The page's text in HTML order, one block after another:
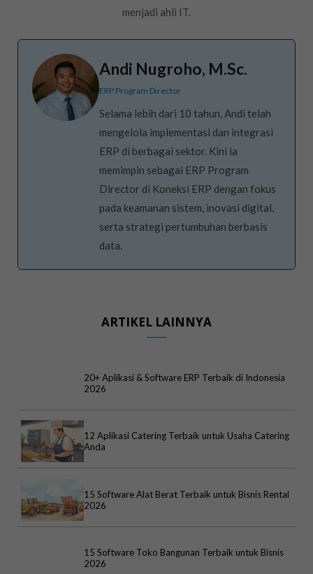
menjadi ahli IT.
Andi Nugroho, M.Sc.
ERP Program Director
Selama lebih dari 10 tahun, Andi telah
mengelola implementasi dan integrasi
ERP di berbagai sektor. Kini ia
memimpin sebagai ERP Program
Director di Koneksi ERP dengan fokus
pada keamanan sistem, inovasi digital,
serta strategi pertumbuhan berbasis
data.
ARTIKEL LAINNYA
20+ Aplikasi & Software ERP Terbaik di Indonesia
2026
12 Aplikasi Catering Terbaik untuk Usaha Catering
Anda
15 Software Alat Berat Terbaik untuk Bisnis Rental
2026
15 Software Toko Bangunan Terbaik untuk Bisnis
2026